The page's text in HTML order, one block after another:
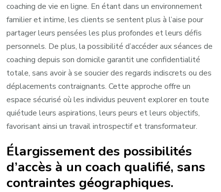
coaching de vie en ligne. En étant dans un environnement
familier et intime, les clients se sentent plus à l’aise pour
partager leurs pensées les plus profondes et leurs défis
personnels. De plus, la possibilité d’accéder aux séances de
coaching depuis son domicile garantit une confidentialité
totale, sans avoir à se soucier des regards indiscrets ou des
déplacements contraignants. Cette approche offre un
espace sécurisé où les individus peuvent explorer en toute
quiétude leurs aspirations, leurs peurs et leurs objectifs,
favorisant ainsi un travail introspectif et transformateur.
Élargissement des possibilités
d’accès à un coach qualifié, sans
contraintes géographiques.